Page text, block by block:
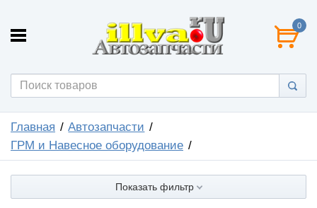
0
Главная
Автозапчасти
ГРМ и Навесное оборудование
Показать фильтр